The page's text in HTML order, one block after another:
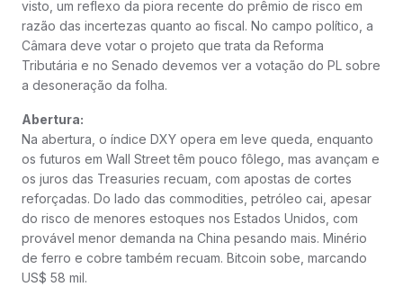
visto, um reflexo da piora recente do prêmio de risco em
razão das incertezas quanto ao fiscal. No campo político, a
Câmara deve votar o projeto que trata da Reforma
Tributária e no Senado devemos ver a votação do PL sobre
a desoneração da folha.
Abertura:
Na abertura, o índice DXY opera em leve queda, enquanto
os futuros em Wall Street têm pouco fôlego, mas avançam e
os juros das Treasuries recuam, com apostas de cortes
reforçadas. Do lado das commodities, petróleo cai, apesar
do risco de menores estoques nos Estados Unidos, com
provável menor demanda na China pesando mais. Minério
de ferro e cobre também recuam. Bitcoin sobe, marcando
US$ 58 mil.